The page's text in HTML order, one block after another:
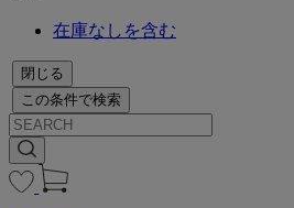
在庫なしを含む
閉じる
この条件で検索